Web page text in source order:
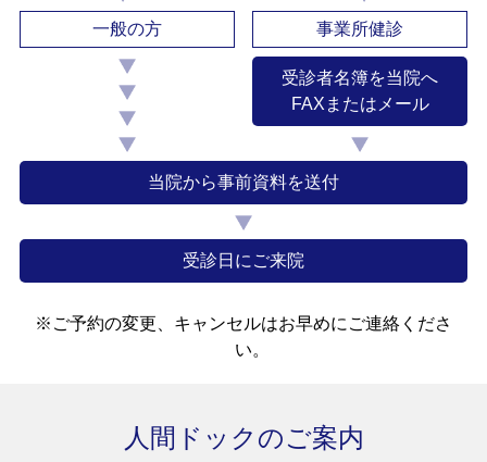
一般の方 事業所健診
受診者名簿を当院へ
FAXまたはメール
当院から事前資料を送付
受診日にご来院
※ご予約の変更、キャンセルはお早めにご連絡くださ
い。
人間ドックのご案内